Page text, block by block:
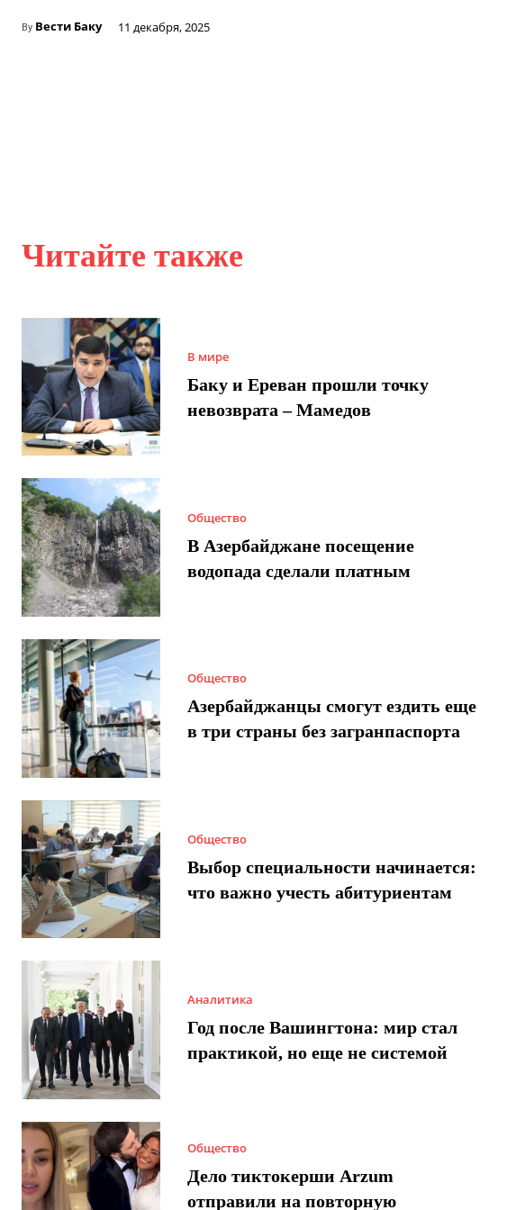
By Вести Баку 11 декабря, 2025
Читайте также
В мире
Баку и Ереван прошли точку
невозврата – Мамедов
Общество
В Азербайджане посещение
водопада сделали платным
Общество
Азербайджанцы смогут ездить еще
в три страны без загранпаспорта
Общество
Выбор специальности начинается:
что важно учесть абитуриентам
Аналитика
Год после Вашингтона: мир стал
практикой, но еще не системой
Общество
Дело тиктокерши Arzum
отправили на повторную